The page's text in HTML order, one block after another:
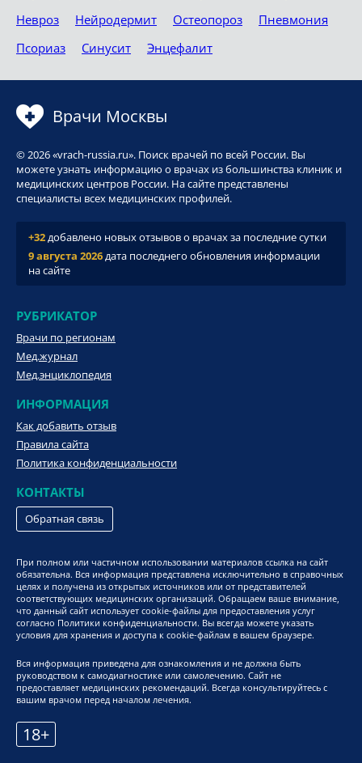
Невроз
Нейродермит Остеопороз
Пневмония
Псориаз
Синусит Энцефалит
Врачи Москвы
© 2026 «vrach-russia.ru». Поиск врачей по всей России. Вы
можете узнать информацию о врачах из большинства клиник и
медицинских центров России. На сайте представлены
специалисты всех медицинских профилей.
+32добавлено новых отзывов о врачах за последние сутки
9 августа 2026дата последнего обновления информации
на сайте
РУБРИКАТОР
Врачи по регионам
Мед.журнал
Мед.энциклопедия
ИНФОРМАЦИЯ
Как добавить отзыв
Правила сайта
Политика конфиденциальности
КОНТАКТЫ
Обратная связь
При полном или частичном использовании материалов ссылка на сайт
обязательна. Вся информация представлена исключительно в справочных
целях и получена из открытых источников или от представителей
соответствующих медицинских организаций. Обращаем ваше внимание,
что данный сайт использует cookie-файлы для предоставления услуг
согласно Политики конфиденциальности. Вы всегда можете указать
условия для хранения и доступа к cookie-файлам в вашем браузере.
Вся информация приведена для ознакомления и не должна быть
руководством к самодиагностике или самолечению. Сайт не
предоставляет медицинских рекомендаций. Всегда консультируйтесь с
вашим врачом перед началом лечения.
18+